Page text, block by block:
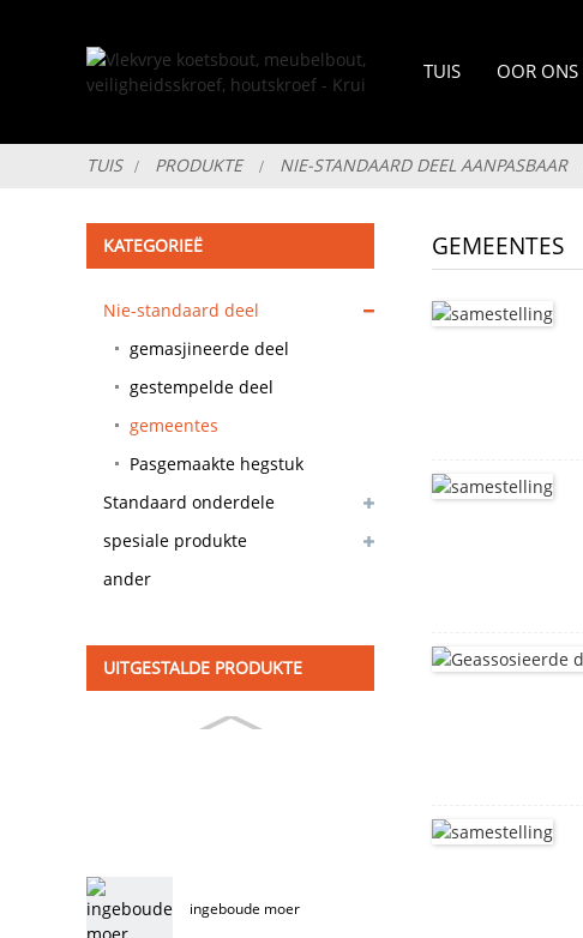
TUIS OOR ONS
TUIS PRODUKTE NIE-STANDAARD DEEL AANPASBAAR
KATEGORIEË
Nie-standaard deel
aanpasbaar
gemasjineerde deel
gestempelde deel
gemeentes
Pasgemaakte hegstuk
Standaard onderdele
voorraad beskikbaar
spesiale produkte
ander
UITGESTALDE PRODUKTE
ingeboude moer
GEMEENTES